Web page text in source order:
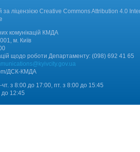
за ліцензією Creative Commons Attribution 4.0
комунікацій КМДА
м. Київ
щодо роботи Департаменту: (098) 692 41 65
ДCК-КМДА
з 8:00 до 17:00, пт. з 8:00 до 15:45
до 12:45